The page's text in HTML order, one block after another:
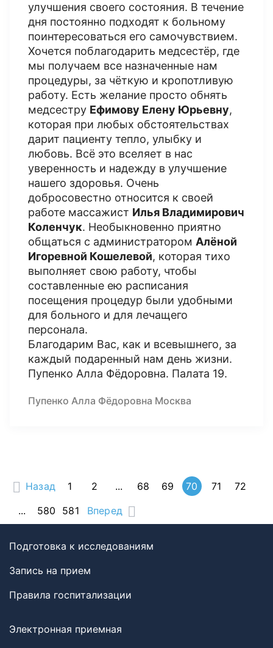
улучшения своего состояния. В течение
дня постоянно подходят к больному
поинтересоваться его самочувствием.
Хочется поблагодарить медсестёр, где
мы получаем все назначенные нам
процедуры, за чёткую и кропотливую
работу. Есть желание просто обнять
медсестру Ефимову Елену Юрьевну,
которая при любых обстоятельствах
дарит пациенту тепло, улыбку и
любовь. Всё это вселяет в нас
уверенность и надежду в улучшение
нашего здоровья. Очень
добросовестно относится к своей
работе массажист Илья Владимирович
Коленчук. Необыкновенно приятно
общаться с администратором Алёной
Игоревной Кошелевой, которая тихо
выполняет свою работу, чтобы
составленные ею расписания
посещения процедур были удобными
для больного и для лечащего
персонала.
Благодарим Вас, как и всевышнего, за
каждый подаренный нам день жизни.
Пупенко Алла Фёдоровна. Палата 19.
Пупенко Алла Фёдоровна Москва
Назад 1 2 ... 68 69 70 71
72
...
580 581 Вперед
Подготовка к исследованиям
Запись на прием
Правила госпитализации
Электронная приемная